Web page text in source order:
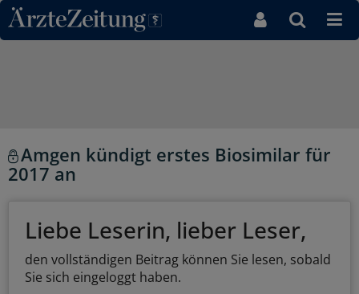
Direkt zum Inhaltsbereich
Amgen kündigt erstes Biosimilar für
2017 an
Liebe Leserin, lieber Leser,
den vollständigen Beitrag können Sie lesen, sobald
Sie sich eingeloggt haben.